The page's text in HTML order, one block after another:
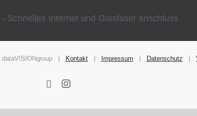
dataVISIONgroup | Kontakt| Impressum | Datenschutz |
FacebookInstagram